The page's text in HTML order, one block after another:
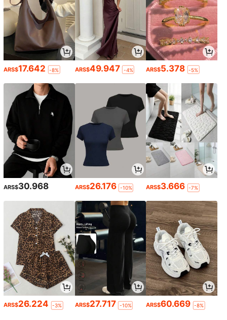
ARS$17.642 -8% ARS$49.947 -4% ARS$5.378 -5%
ARS$30.968 ARS$26.176 -10% ARS$3.666 -7%
ARS$26.224 -3% ARS$27.717 -10% ARS$60.669 -8%